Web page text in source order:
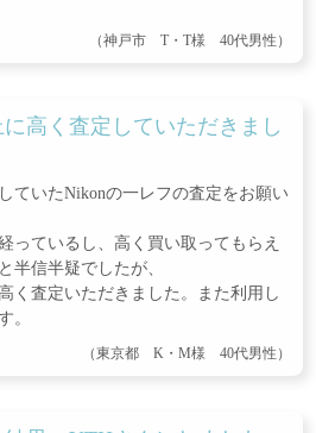
（神戸市 T・T様 40代男性）
高く査定していただきまし
ていたNikonの一レフの査定をお願い
っているし、高く買い取ってもらえ
半信半疑でしたが、
く査定いただきました。また利用し
。
（東京都 K・M様 40代男性）